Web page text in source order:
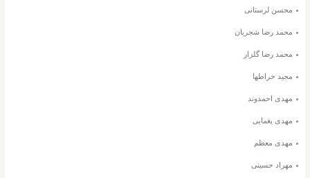
محسن لرستانی
محمد رضا شجریان
محمد رضا گلزار
مجید خراطها
مهدی احمدوند
مهدی یغمایی
مهدی معظم
مهراد حسینی